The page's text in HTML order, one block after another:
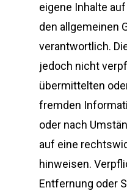
eigene Inhalte
den allgemeinen
verantwortlich.
jedoch nicht
übermittelten
fremden
oder nach
auf eine
hinweisen.
Entfernung oder